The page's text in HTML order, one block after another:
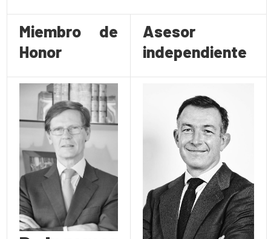
Miembro de
Honor
Asesor
independiente